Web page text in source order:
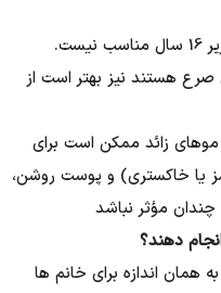
صرع هستند نیز بهتر است از
زائد ممکن است برای
یا خاکستری) و پوست روشن،
چندان مؤثر نباشد
دهند؟​
همان اندازه برای خانم ها